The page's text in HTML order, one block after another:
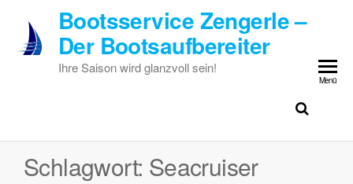
Inhalt
springen
Bootsservice Zengerle –
Der Bootsaufbereiter
Ihre Saison wird glanzvoll sein!
Menü
Schlagwort: Seacruiser